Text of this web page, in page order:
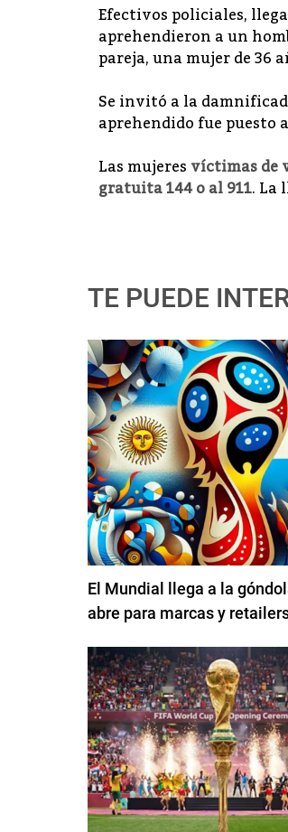
Efectivos policiales,
aprehendieron a un
pareja, una mujer de 36
Se invitó a la
aprehendido fue puesto
Las mujeresvíctimas de
gratuita 144 o al 911. La
TE PUEDE
El Mundial llega a la
abre para marcas y